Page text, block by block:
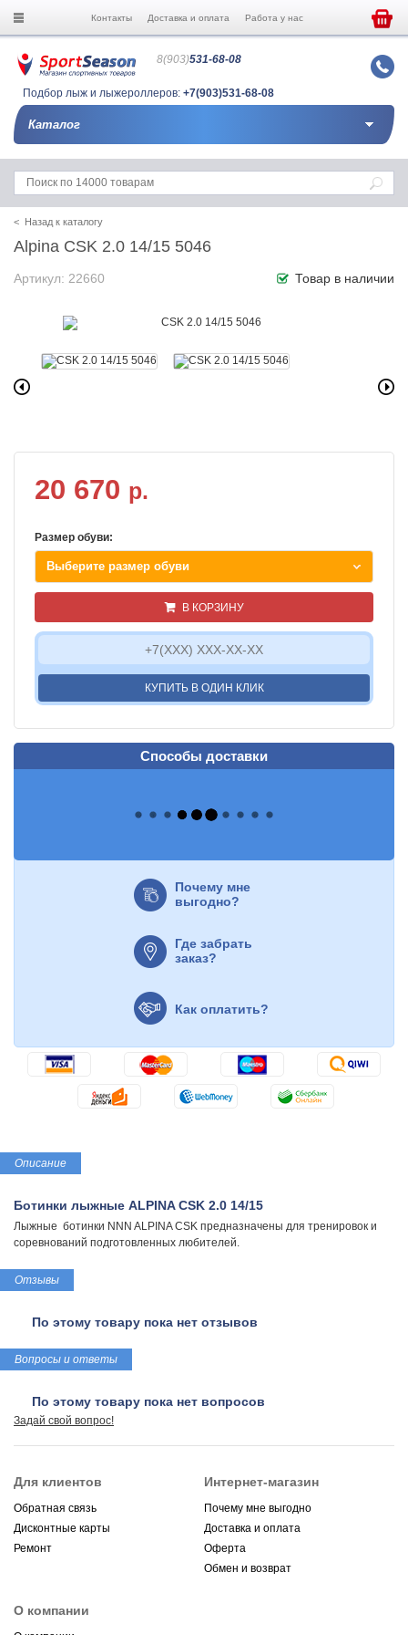
Контакты Доставка и оплата Работа у нас
8(903)531-68-08
Подбор лыж и лыжероллеров: +7(903)531-68-08
Каталог
< Назад к каталогу
Alpina СSK 2.0 14/15 5046
Артикул: 22660 Товар в наличии
20 670 р.
Размер обуви:
Выберите размер обуви
В КОРЗИНУ
КУПИТЬ В ОДИН КЛИК
Способы доставки
Почему мне
выгодно?
Где забрать
заказ?
Как оплатить?
Описание
Ботинки лыжные ALPINA СSK 2.0 14/15
Лыжные ботинки NNN ALPINA СSK предназначены для тренировок и
соревнований подготовленных любителей.
Отзывы
По этому товару пока нет отзывов
Вопросы и ответы
По этому товару пока нет вопросов
Задай свой вопрос!
Для клиентов
Обратная связь
Дисконтные карты
Ремонт
Интернет-магазин
Почему мне выгодно
Доставка и оплата
Оферта
Обмен и возврат
О компании